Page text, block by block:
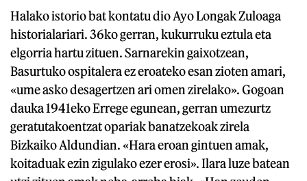
Halako istorio bat kontatu dio Ayo Longak Zuloaga
historialariari. 36ko gerran, kukurruku eztula eta
elgorria hartu zituen. Sarnarekin gaixotzean,
Basurtuko ospitalera ez eroateko esan zioten amari,
«ume asko desagertzen ari omen zirelako». Gogoan
dauka 1941eko Errege egunean, gerran umezurtz
geratutakoentzat opariak banatzekoak zirela
Bizkaiko Aldundian. «Hara eroan gintuen amak,
koitaduak ezin zigulako ezer erosi». Ilara luze batean